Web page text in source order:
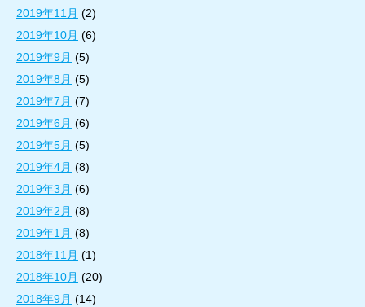
2019年11月 (2)
2019年10月 (6)
2019年9月 (5)
2019年8月 (5)
2019年7月 (7)
2019年6月 (6)
2019年5月 (5)
2019年4月 (8)
2019年3月 (6)
2019年2月 (8)
2019年1月 (8)
2018年11月 (1)
2018年10月 (20)
2018年9月 (14)